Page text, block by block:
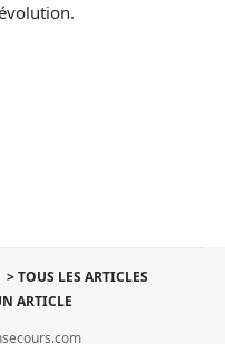
> TOUS LES ARTICLES
ARTICLE